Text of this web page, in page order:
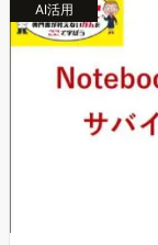
AI活用